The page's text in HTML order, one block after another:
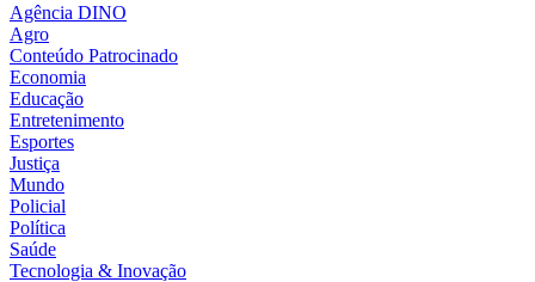
Agência DINO
Agro
Conteúdo Patrocinado
Economia
Educação
Entretenimento
Esportes
Justiça
Mundo
Policial
Política
Saúde
Tecnologia & Inovação